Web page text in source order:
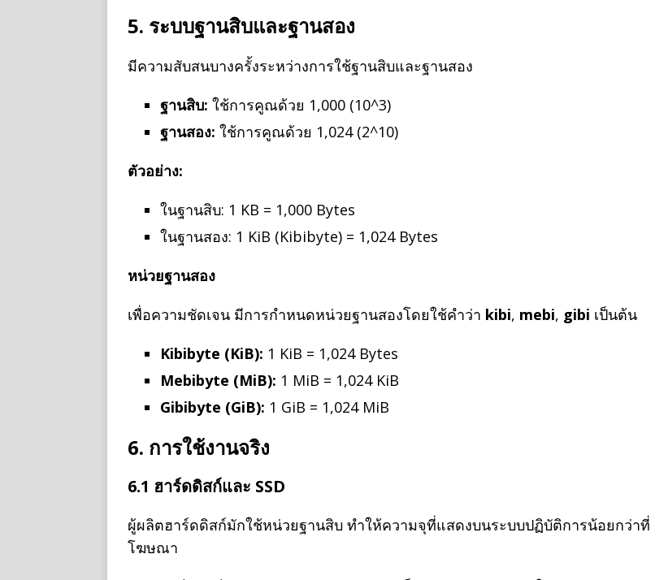
5. ระบบฐานสิบและฐานสอง
มีความสับสนบางครั้งระหว่างการใช้ฐานสิบและฐานสอง
ฐานสิบ: ใช้การคูณด้วย 1,000 (10^3)
ฐานสอง: ใช้การคูณด้วย 1,024 (2^10)
ตัวอย่าง:
ในฐานสิบ: 1 KB = 1,000 Bytes
ในฐานสอง: 1 KiB (Kibibyte) = 1,024 Bytes
หน่วยฐานสอง
เพื่อความชัดเจน มีการกำหนดหน่วยฐานสองโดยใช้คำว่า kibi, mebi, gibi เป็นต้น
Kibibyte (KiB): 1 KiB = 1,024 Bytes
Mebibyte (MiB): 1 MiB = 1,024 KiB
Gibibyte (GiB): 1 GiB = 1,024 MiB
6. การใช้งานจริง
6.1 ฮาร์ดดิสก์และ SSD
ผู้ผลิตฮาร์ดดิสก์มักใช้หน่วยฐานสิบ ทำให้ความจุที่แสดงบนระบบปฏิบัติการน้อยกว่าที่
โฆษณา